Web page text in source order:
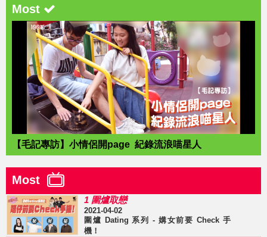
Most
【毛記專訪】小情侶開page 紀錄流浪喵星人
Most
1 圍爐取戀
2021-04-02
圍爐 Dating 系列 - 媾女前要 Check 手
機！